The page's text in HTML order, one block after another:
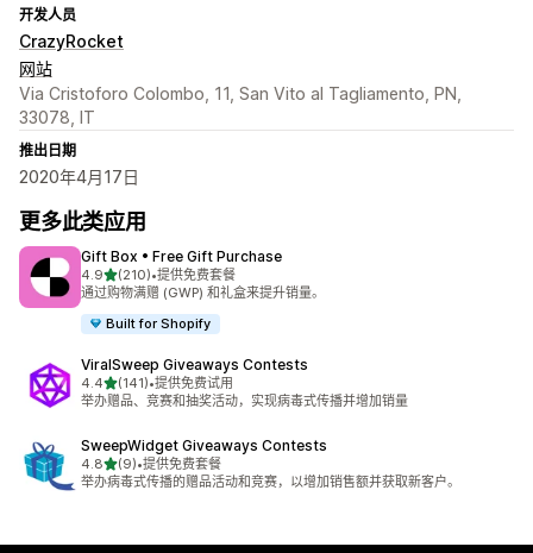
开发人员
CrazyRocket
网站
Via Cristoforo Colombo, 11, San Vito al Tagliamento, PN,
33078, IT
推出日期
2020年4月17日
更多此类应用
Gift Box • Free Gift Purchase
4.9星（满分 5 星）
(210)
总共 210 条评论
•提供免费套餐
通过购物满赠 (GWP) 和礼盒来提升销量。
Built for Shopify
ViralSweep Giveaways Contests
4.4星（满分 5 星）
(141)
总共 141 条评论
•提供免费试用
举办赠品、竞赛和抽奖活动，实现病毒式传播并增加销量
SweepWidget Giveaways Contests
4.8星（满分 5 星）
(9)
总共 9 条评论
•提供免费套餐
举办病毒式传播的赠品活动和竞赛，以增加销售额并获取新客户。